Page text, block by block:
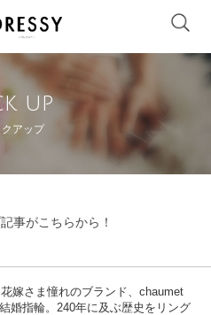
up
クアップ
事がこちらから！
花嫁さま憧れのブランド、chaumet
結婚指輪。240年に及ぶ歴史をリング